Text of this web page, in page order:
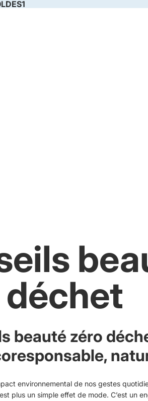
déchet
beauté zéro
environnemental de nos gestes
plus un simple effet de mode. C’est un